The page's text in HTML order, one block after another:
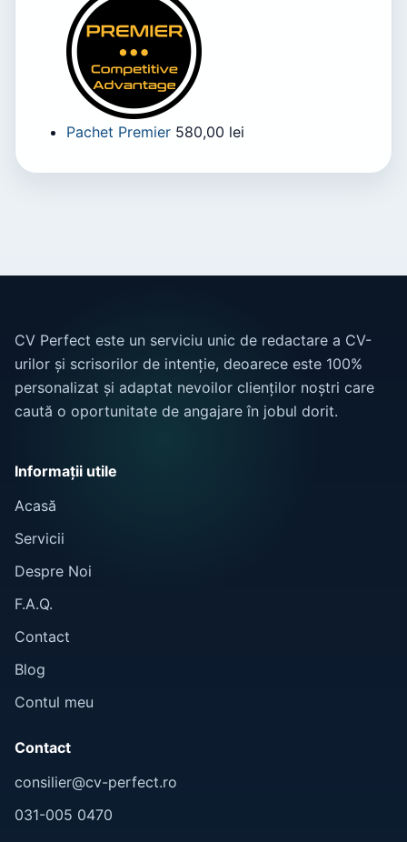
Pachet Premier 580,00 lei
CV Perfect este un serviciu unic de redactare a CV-
urilor și scrisorilor de intenție, deoarece este 100%
personalizat și adaptat nevoilor clienților noștri care
caută o oportunitate de angajare în jobul dorit.
Informații utile
Acasă
Servicii
Despre Noi
F.A.Q.
Contact
Blog
Contul meu
Contact
consilier@cv-perfect.ro
031-005 0470